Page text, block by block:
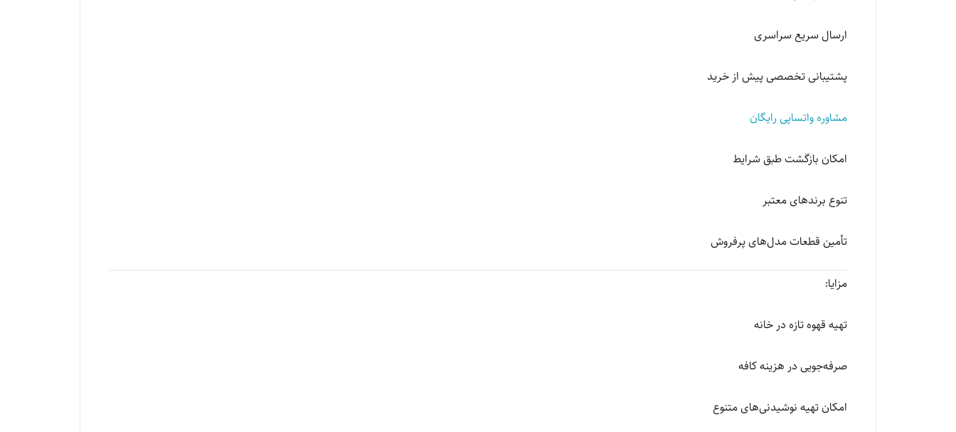
ارسال سریع سراسری
پشتیبانی تخصصی پیش از خرید
مشاوره واتساپی رایگان
امکان بازگشت طبق شرایط
تنوع برندهای معتبر
تأمین قطعات مدل‌های پرفروش
مزایا:
تهیه قهوه تازه در خانه
صرفه‌جویی در هزینه کافه
امکان تهیه نوشیدنی‌های متنوع